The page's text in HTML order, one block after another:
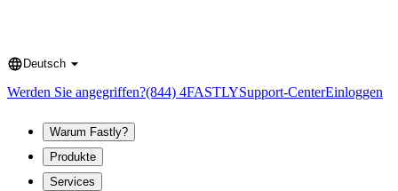
Language
Deutsch
Werden Sie angegriffen?(844) 4FASTLYSupport-CenterEinloggen
Warum Fastly?
Produkte
Services